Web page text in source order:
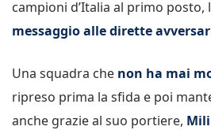
campioni d’Italia al primo posto,
messaggio alle dirette
Una squadra che non ha mai
ripreso prima la sfida e poi
anche grazie al suo portiere,